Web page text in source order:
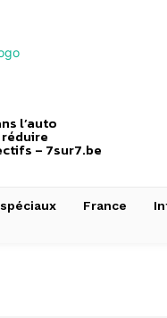
l’auto
– 7sur7.be
France